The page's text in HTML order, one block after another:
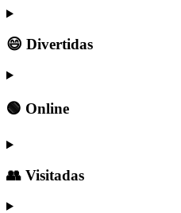
😄 Divertidas
🟢 Online
👥 Visitadas